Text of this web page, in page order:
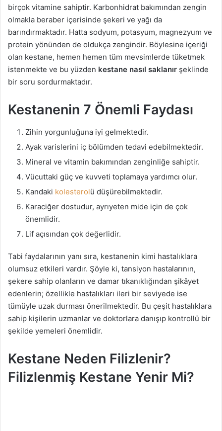
birçok vitamine sahiptir. Karbonhidrat bakımından zengin
olmakla beraber içerisinde şekeri ve yağı da
barındırmaktadır. Hatta sodyum, potasyum, magnezyum ve
protein yönünden de oldukça zengindir. Böylesine içeriği
olan kestane, hemen hemen tüm mevsimlerde tüketmek
istenmekte ve bu yüzden kestane nasıl saklanır şeklinde
bir soru sordurmaktadır.
Kestanenin 7 Önemli Faydası
Zihin yorgunluğuna iyi gelmektedir.
Ayak varislerini iç bölümden tedavi edebilmektedir.
Mineral ve vitamin bakımından zenginliğe sahiptir.
Vücuttaki güç ve kuvveti toplamaya yardımcı olur.
Kandaki kolesterolü düşürebilmektedir.
Karaciğer dostudur, ayrıyeten mide için de çok
önemlidir.
Lif açısından çok değerlidir.
Tabi faydalarının yanı sıra, kestanenin kimi hastalıklara
olumsuz etkileri vardır. Şöyle ki, tansiyon hastalarının,
şekere sahip olanların ve damar tıkanıklığından şikâyet
edenlerin; özellikle hastalıkları ileri bir seviyede ise
tümüyle uzak durması önerilmektedir. Bu çeşit hastalıklara
sahip kişilerin uzmanlar ve doktorlara danışıp kontrollü bir
şekilde yemeleri önemlidir.
Kestane Neden Filizlenir?
Filizlenmiş Kestane Yenir Mi?